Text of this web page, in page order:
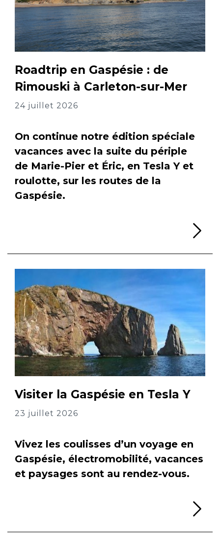
Roadtrip en Gaspésie : de
Rimouski à Carleton-sur-Mer
24 juillet 2026
On continue notre édition spéciale
vacances avec la suite du périple
de Marie-Pier et Éric, en Tesla Y et
roulotte, sur les routes de la
Gaspésie.
Visiter la Gaspésie en Tesla Y
23 juillet 2026
Vivez les coulisses d’un voyage en
Gaspésie, électromobilité, vacances
et paysages sont au rendez-vous.